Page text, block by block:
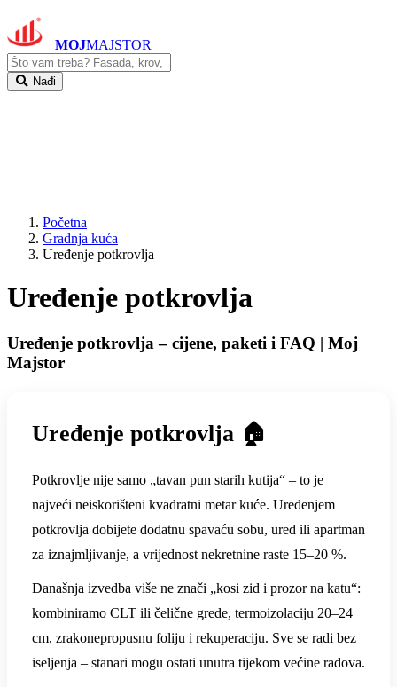
MOJMAJSTOR
Nađi
Početna
Gradnja kuća
Uređenje potkrovlja
Uređenje potkrovlja
Uređenje potkrovlja – cijene, paketi i FAQ | Moj
Majstor
Uređenje potkrovlja 🏠
Potkrovlje nije samo „tavan pun starih kutija“ – to je
najveći neiskorišteni kvadratni metar kuće. Uređenjem
potkrovlja dobijete dodatnu spavaću sobu, ured ili apartman
za iznajmljivanje, a vrijednost nekretnine raste 15–20 %.
Današnja izvedba više ne znači „kosi zid i prozor na katu“:
kombiniramo CLT ili čelične grede, termoizolaciju 20–24
cm, zrakonepropusnu foliju i rekuperaciju. Sve se radi bez
iseljenja – stanari mogu ostati unutra tijekom većine radova.